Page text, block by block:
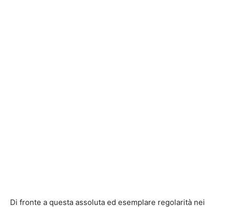
Di fronte a questa assoluta ed esemplare regolarità nei